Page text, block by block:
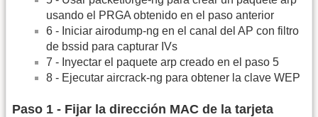
usando el PRGA obtenido en el paso anterior
6 - Iniciar airodump-ng en el canal del AP con filtro
de bssid para capturar IVs
7 - Inyectar el paquete arp creado en el paso 5
8 - Ejecutar aircrack-ng para obtener la clave WEP
Paso 1 - Fijar la dirección MAC de la tarjeta